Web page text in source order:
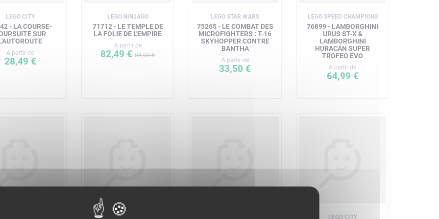
LEGO CITY
- LA COURSE-
SUR
A partir de
28,49 €
LEGO NINJAGO
71712 - LE TEMPLE DE
LA FOLIE DE L'EMPIRE
A partir de
82,49 €84,99 €
LEGO STAR WARS
75265 - LE COMBAT DES
MICROFIGHTERS : T-16
SKYHOPPER CONTRE
BANTHA
A partir de
33,50 €
LEGO SPEED CHAMPIONS
76899 - LAMBORGHINI
URUS ST-X &
LAMBORGHINI
HURACÁN SUPER
TROFEO EVO
A partir de
64,99 €
LEGO CITY LEGO CITY